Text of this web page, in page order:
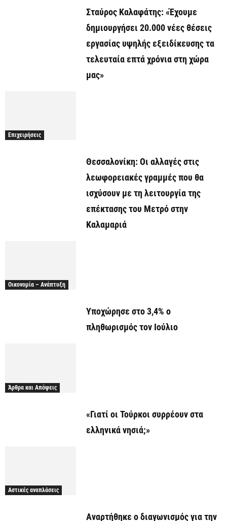
Σταύρος Καλαφάτης: «Έχουμε
δημιουργήσει 20.000 νέες θέσεις
εργασίας υψηλής εξειδίκευσης τα
τελευταία επτά χρόνια στη χώρα
μας»
Επιχειρήσεις
Θεσσαλονίκη: Οι αλλαγές στις
λεωφορειακές γραμμές που θα
ισχύσουν με τη λειτουργία της
επέκτασης του Μετρό στην
Καλαμαριά
Οικονομία – Ανάπτυξη
Υποχώρησε στο 3,4% ο
πληθωρισμός τον Ιούλιο
Άρθρα και Απόψεις
«Γιατί οι Τούρκοι συρρέουν στα
ελληνικά νησιά;»
Αστικές αναπλάσεις
Αναρτήθηκε o διαγωνισμός για την